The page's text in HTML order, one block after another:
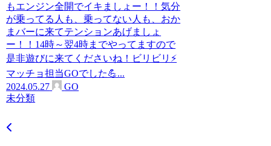
もエンジン全開でイキましょー！！気分
が乗ってる人も、乗ってない人も、おか
まバーに来てテンションあげましょ
ー！！14時～翌4時までやってますので
是非遊びに来てくださいね！ビリビリ⚡️
マッチョ担当GOでした💪...
2024.05.27
GO
未分類